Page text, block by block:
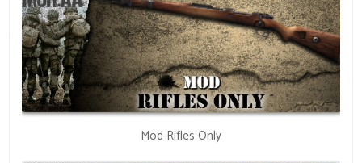
Mod Rifles Only